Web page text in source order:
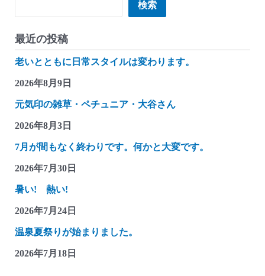
検索
最近の投稿
老いとともに日常スタイルは変わります。
2026年8月9日
元気印の雑草・ペチュニア・大谷さん
2026年8月3日
7月が間もなく終わりです。何かと大変です。
2026年7月30日
暑い! 熱い!
2026年7月24日
温泉夏祭りが始まりました。
2026年7月18日